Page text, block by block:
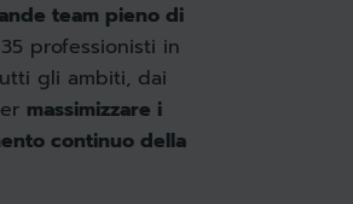
team pieno di
professionisti in
gli ambiti, dai
massimizzare i
continuo della